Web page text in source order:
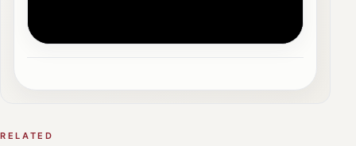
RELATED